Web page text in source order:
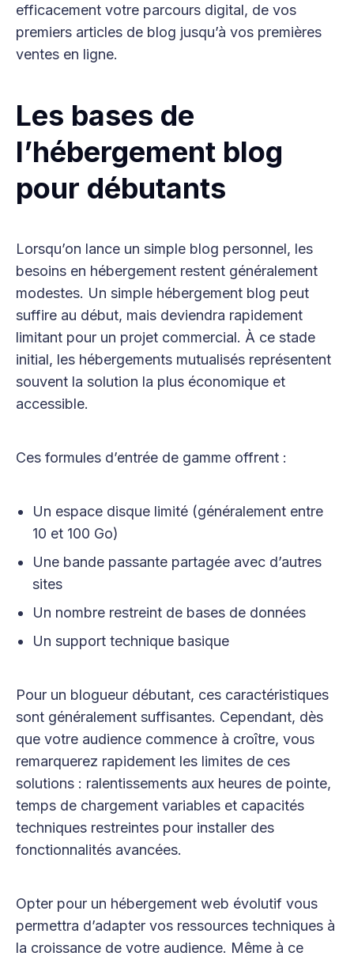
efficacement votre parcours digital, de vos
premiers articles de blog jusqu’à vos premières
ventes en ligne.
Les bases de
l’hébergement blog
pour débutants
Lorsqu’on lance un simple blog personnel, les
besoins en hébergement restent généralement
modestes. Un simple hébergement blog peut
suffire au début, mais deviendra rapidement
limitant pour un projet commercial. À ce stade
initial, les hébergements mutualisés représentent
souvent la solution la plus économique et
accessible.
Ces formules d’entrée de gamme offrent :
Un espace disque limité (généralement entre
10 et 100 Go)
Une bande passante partagée avec d’autres
sites
Un nombre restreint de bases de données
Un support technique basique
Pour un blogueur débutant, ces caractéristiques
sont généralement suffisantes. Cependant, dès
que votre audience commence à croître, vous
remarquerez rapidement les limites de ces
solutions : ralentissements aux heures de pointe,
temps de chargement variables et capacités
techniques restreintes pour installer des
fonctionnalités avancées.
Opter pour un hébergement web évolutif vous
permettra d’adapter vos ressources techniques à
la croissance de votre audience. Même à ce